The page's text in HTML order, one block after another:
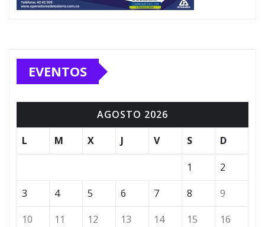
EVENTOS
AGOSTO 2026
L
M X J V S D
1
2
3
4 5 6 7 8
9
10
11 12 13 14 15
16